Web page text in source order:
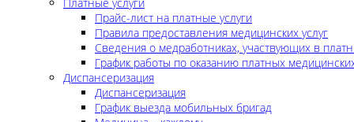
Прайс-лист на платные услуги
Правила предоставления медицинских услуг
Сведения о медработниках, участвующих в
График работы по оказанию платных
Диспансеризация
Диспансеризация
График выезда мобильных бригад